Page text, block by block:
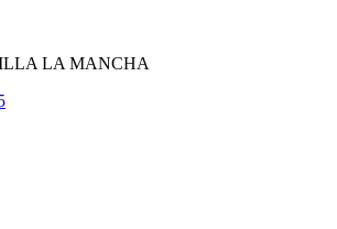
LA MANCHA